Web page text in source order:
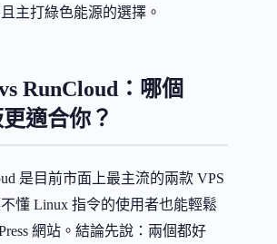
主打綠色能源的選擇。
RunCloud：哪個
適合你？
是目前市面上最主流的兩款 VPS
懂 Linux 指令的使用者也能輕鬆
網站。結論先說：兩個都好